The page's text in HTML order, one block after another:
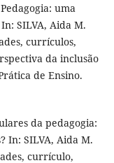
uma
SILVA, Aida M.
currículos,
da inclusão
de Ensino.
da pedagogia:
In: SILVA, Aida M.
currículo,